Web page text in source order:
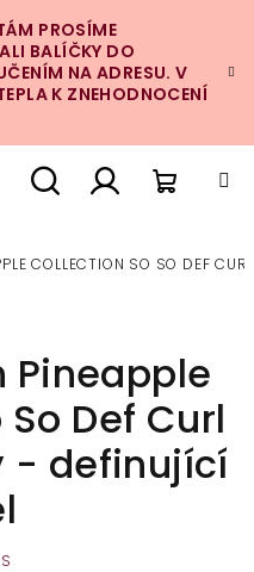
PROSÍME
BALÍČKY DO
NA ADRESU. V
K ZNEHODNOCENÍ
COLLECTION SO SO DEF
Pineapple
Def Curl
- definující